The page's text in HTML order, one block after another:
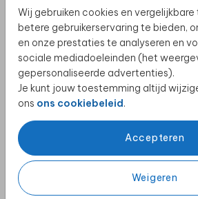
Wij gebruiken cookies en
betere gebruikerservaring te bieden,
en onze prestaties te analyseren en
sociale mediadoeleinden (het
gepersonaliseerde advertenties).
Je kunt jouw toestemming altijd
ons ons cookiebeleid.
Accepteren
Weigeren
REISTROLLEY